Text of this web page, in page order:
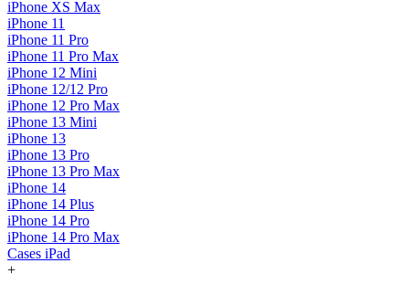
iPhone XS Max
iPhone 11
iPhone 11 Pro
iPhone 11 Pro Max
iPhone 12 Mini
iPhone 12/12 Pro
iPhone 12 Pro Max
iPhone 13 Mini
iPhone 13
iPhone 13 Pro
iPhone 13 Pro Max
iPhone 14
iPhone 14 Plus
iPhone 14 Pro
iPhone 14 Pro Max
Cases iPad
+